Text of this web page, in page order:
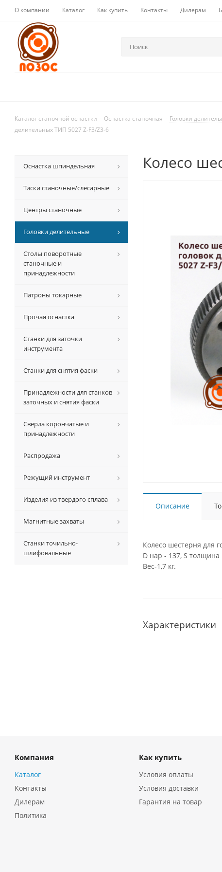
О компании Каталог Как купить Контакты Дилерам
Каталог станочной оснастки - Оснастка станочная - Головки
делительных ТИП 5027 Z-F3/Z3-6
Колесо
Описание
Колесо шестерня для
D нар - 137, S толщина
Вес-1,7 кг.
Характеристики
Оснастка шпиндельная
Тиски станочные/слесарные
Центры станочные
Головки делительные
Столы поворотные
станочные и
принадлежности
Патроны токарные
Прочая оснастка
Станки для заточки
инструмента
Станки для снятия фаски
Принадлежности для станков
заточных и снятия фаски
Сверла корончатые и
принадлежности
Распродажа
Режущий инструмент
Изделия из твердого сплава
Магнитные захваты
Станки точильно-
шлифовальные
Компания
Каталог
Контакты
Дилерам
Политика
Как купить
Условия оплаты
Условия доставки
Гарантия на товар